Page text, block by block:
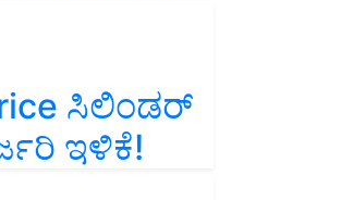
ಸಿಲಿಂಡರ್‌
ಇಳಿಕೆ!